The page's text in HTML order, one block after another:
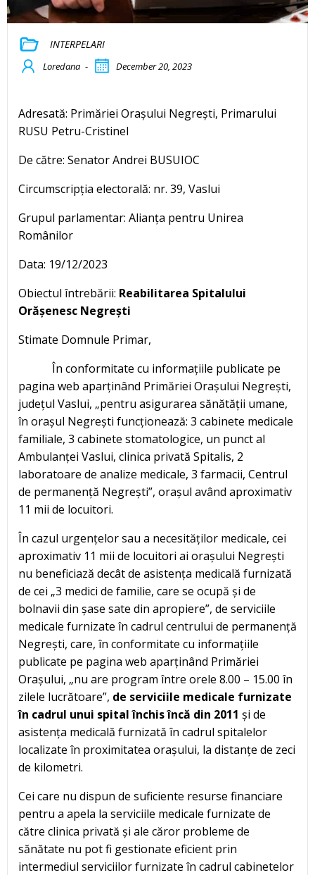
INTERPELARI
Loredana - December 20, 2023
Adresată: Primăriei Orașului Negrești, Primarului
RUSU Petru-Cristinel
De către: Senator Andrei BUSUIOC
Circumscripția electorală: nr. 39, Vaslui
Grupul parlamentar: Alianța pentru Unirea
Românilor
Data: 19/12/2023
Obiectul întrebării: Reabilitarea Spitalului
Orășenesc Negrești
Stimate Domnule Primar,
În conformitate cu informațiile publicate pe
pagina web aparținând Primăriei Orașului Negrești,
județul Vaslui, „pentru asigurarea sănătății umane,
în orașul Negrești funcționează: 3 cabinete medicale
familiale, 3 cabinete stomatologice, un punct al
Ambulanței Vaslui, clinica privată Spitalis, 2
laboratoare de analize medicale, 3 farmacii, Centrul
de permanență Negrești”, orașul având aproximativ
11 mii de locuitori.
În cazul urgențelor sau a necesităților medicale, cei
aproximativ 11 mii de locuitori ai orașului Negrești
nu beneficiază decât de asistența medicală furnizată
de cei „3 medici de familie, care se ocupă și de
bolnavii din șase sate din apropiere”, de serviciile
medicale furnizate în cadrul centrului de permanență
Negrești, care, în conformitate cu informațiile
publicate pe pagina web aparținând Primăriei
Orașului, „nu are program între orele 8.00 – 15.00 în
zilele lucrătoare”, de serviciile medicale furnizate
în cadrul unui spital închis încă din 2011 și de
asistența medicală furnizată în cadrul spitalelor
localizate în proximitatea orașului, la distanțe de zeci
de kilometri.
Cei care nu dispun de suficiente resurse financiare
pentru a apela la serviciile medicale furnizate de
către clinica privată și ale căror probleme de
sănătate nu pot fi gestionate eficient prin
intermediul serviciilor furnizate în cadrul cabinetelor